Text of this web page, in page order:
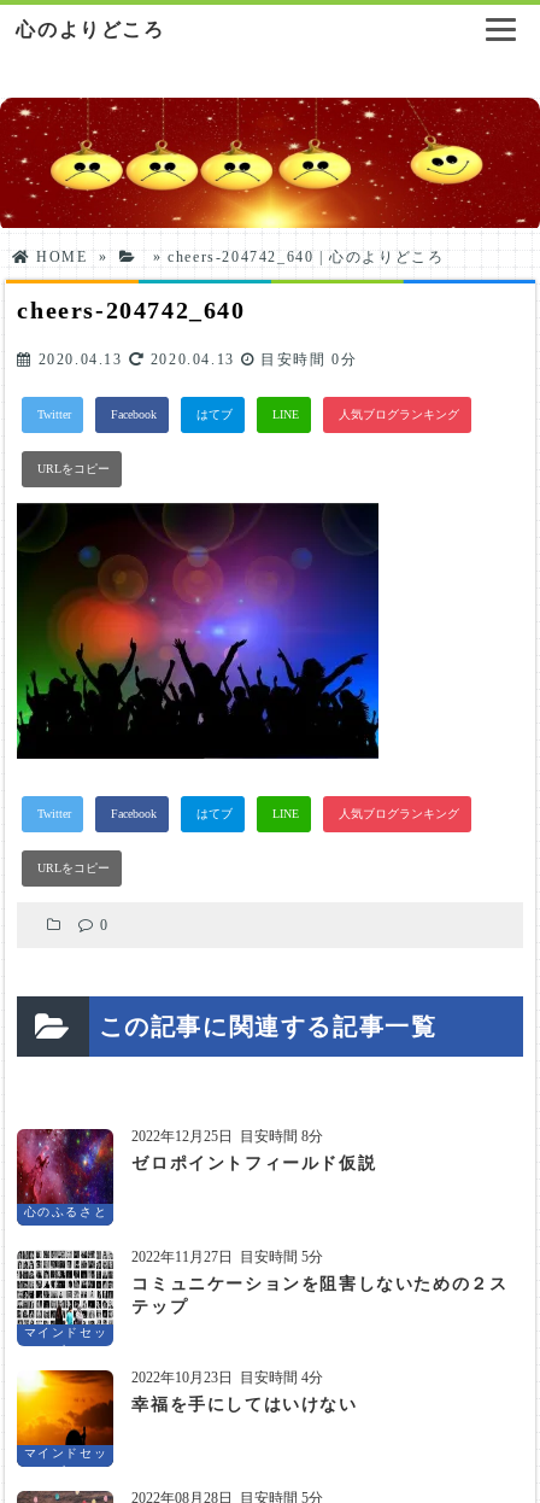
心のよりどころ
HOME » »cheers-204742_640 | 心のよりどころ
cheers-204742_640
2020.04.13 2020.04.13 目安時間0分
0
この記事に関連する記事一覧
心のふるさと
2022年12月25日 目安時間 8分
ゼロポイントフィールド仮説
マインドセッ
ト
2022年11月27日 目安時間 5分
コミュニケーションを阻害しないための２ス
テップ
マインドセッ
ト
2022年10月23日 目安時間 4分
幸福を手にしてはいけない
2022年08月28日 目安時間 5分